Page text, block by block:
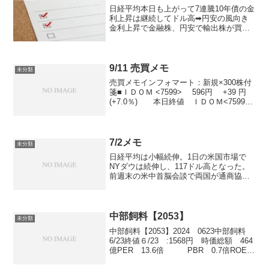
日経平均本日も上がって7連騰10年債の金
利上昇は継続してドル高➡円安の風向き
金利上昇で金融株、円安で輸出株が買い
い・・・ほんと...
未分類 9/11 売買メモ
売買メモインフォマート：新規×300株付
箋■ＩＤＯＭ <7599> 596円 +39 円
(+7.0％) 本日終値 ＩＤＯＭ<7599>
未分類 7/2メモ
日経平均は小幅続伸。1日の米国市場で
NYダウは続伸し、117ドル高となった。
前週末の米中首脳会談で両国が通商協議
大きく上昇し...
未分類 中部飼料【2053】
中部飼料【2053】2024 0623中部飼料
6/23終値６/23 :1568円 時価総額 464
億PER 13.6倍 PBR 0.7倍ROE